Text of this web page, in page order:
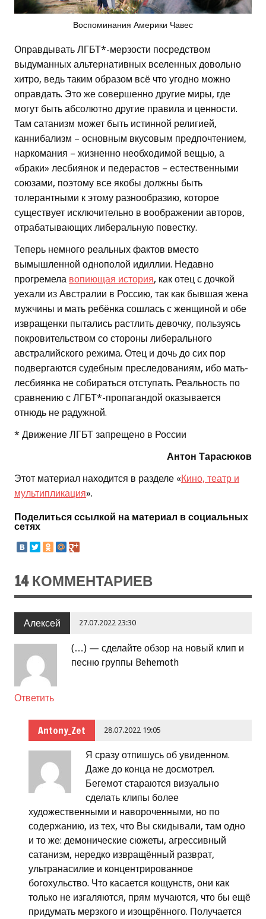
Воспоминания Америки Чавес
Оправдывать ЛГБТ*-мерзости посредством
выдуманных альтернативных вселенных довольно
хитро, ведь таким образом всё что угодно можно
оправдать. Это же совершенно другие миры, где
могут быть абсолютно другие правила и ценности.
Там сатанизм может быть истинной религией,
каннибализм – основным вкусовым предпочтением,
наркомания – жизненно необходимой вещью, а
«браки» лесбиянок и педерастов – естественными
союзами, поэтому все якобы должны быть
толерантными к этому разнообразию, которое
существует исключительно в воображении авторов,
отрабатывающих либеральную повестку.
Теперь немного реальных фактов вместо
вымышленной однополой идиллии. Недавно
прогремела вопиющая история, как отец с дочкой
уехали из Австралии в Россию, так как бывшая жена
мужчины и мать ребёнка сошлась с женщиной и обе
извращенки пытались растлить девочку, пользуясь
покровительством со стороны либерального
австралийского режима. Отец и дочь до сих пор
подвергаются судебным преследованиям, ибо мать-
лесбиянка не собираться отступать. Реальность по
сравнению с ЛГБТ*-пропагандой оказывается
отнюдь не радужной.
* Движение ЛГБТ запрещено в России
Антон Тарасюков
Этот материал находится в разделе «Кино, театр и
мультипликация».
Поделиться ссылкой на материал в социальных
сетях
14 КОММЕНТАРИЕВ
Алексей 27.07.2022 23:30
(…) — сделайте обзор на новый клип и
песню группы Behemoth
Ответить
Antony_Zet 28.07.2022 19:05
Я сразу отпишусь об увиденном.
Даже до конца не досмотрел.
Бегемот стараются визуально
сделать клипы более
художественными и навороченными, но по
содержанию, из тех, что Вы скидывали, там одно
и то же: демонические сюжеты, агрессивный
сатанизм, нередко извращённый разврат,
ультранасилие и концентрированное
богохульство. Что касается кощунств, они как
только не изгаляются, прям мучаются, что бы ещё
придумать мерзкого и изощрённого. Получается